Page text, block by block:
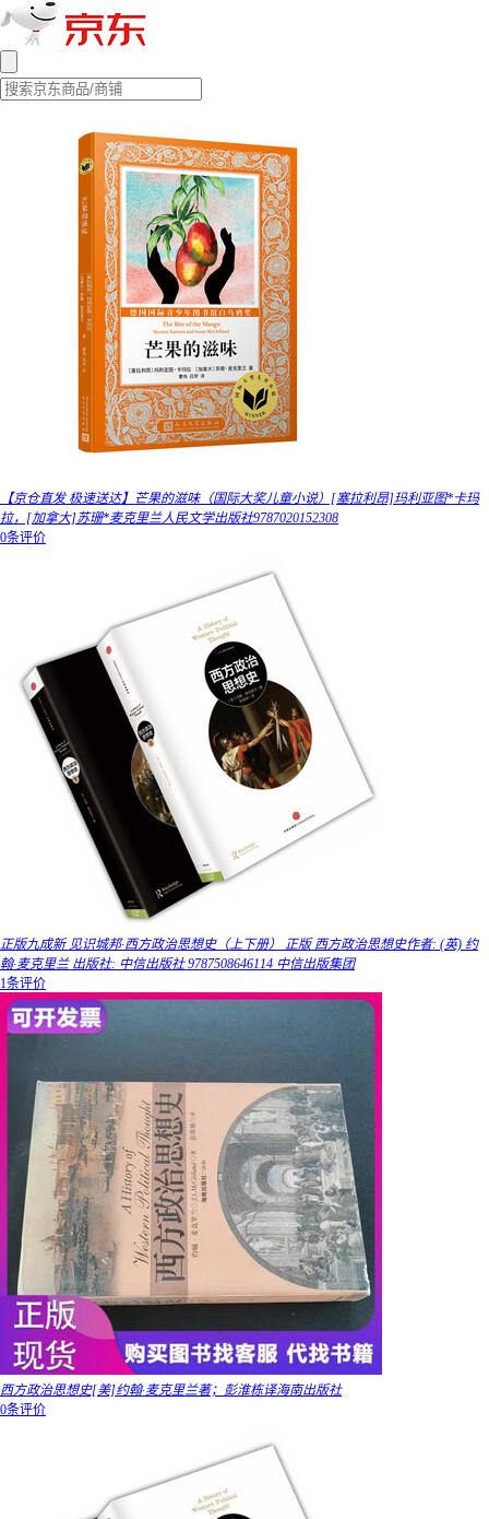
【京仓直发 极速送达】芒果的滋味（国际大奖儿童小说）[塞拉利昂]玛利亚图*卡玛
拉，[加拿大]苏珊*麦克里兰人民文学出版社9787020152308
0条评价
正版九成新 见识城邦·西方政治思想史（上下册） 正版 西方政治思想史作者: (英) 约
翰·麦克里兰 出版社: 中信出版社 9787508646114 中信出版集团
1条评价
西方政治思想史[美]约翰·麦克里兰著；彭淮栋译海南出版社
0条评价